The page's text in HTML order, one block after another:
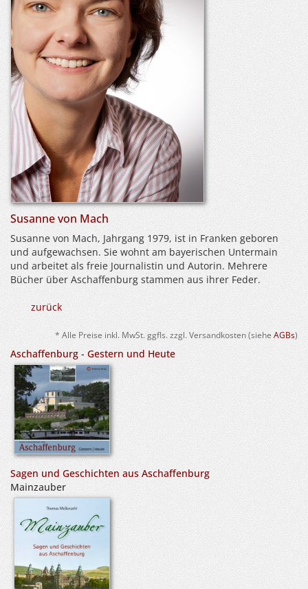
Susanne von Mach
Susanne von Mach, Jahrgang 1979, ist in Franken geboren
und aufgewachsen. Sie wohnt am bayerischen Untermain
und arbeitet als freie Journalistin und Autorin. Mehrere
Bücher über Aschaffenburg stammen aus ihrer Feder.
zurück
* Alle Preise inkl. MwSt. ggfls. zzgl. Versandkosten (siehe AGBs)
Aschaffenburg - Gestern und Heute
Sagen und Geschichten aus Aschaffenburg
Mainzauber